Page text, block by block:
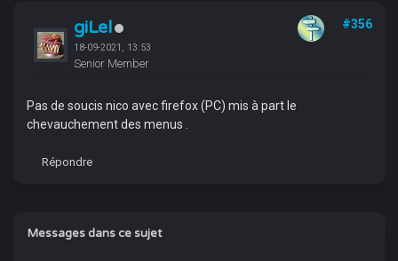
giLel
18-09-2021, 13:53
Senior Member
#356
Pas de soucis nico avec firefox (PC) mis à part le
chevauchement des menus .
Répondre
Messages dans ce sujet